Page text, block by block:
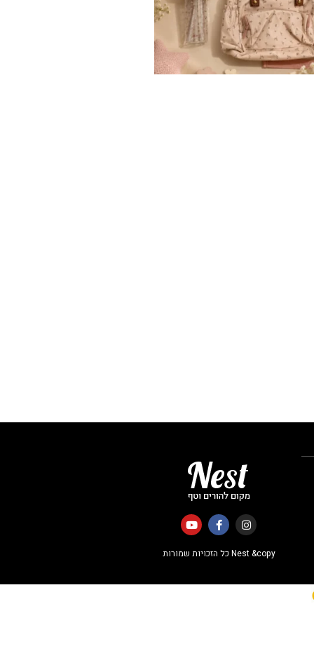
Nest &copy כל הזכויות שמורות